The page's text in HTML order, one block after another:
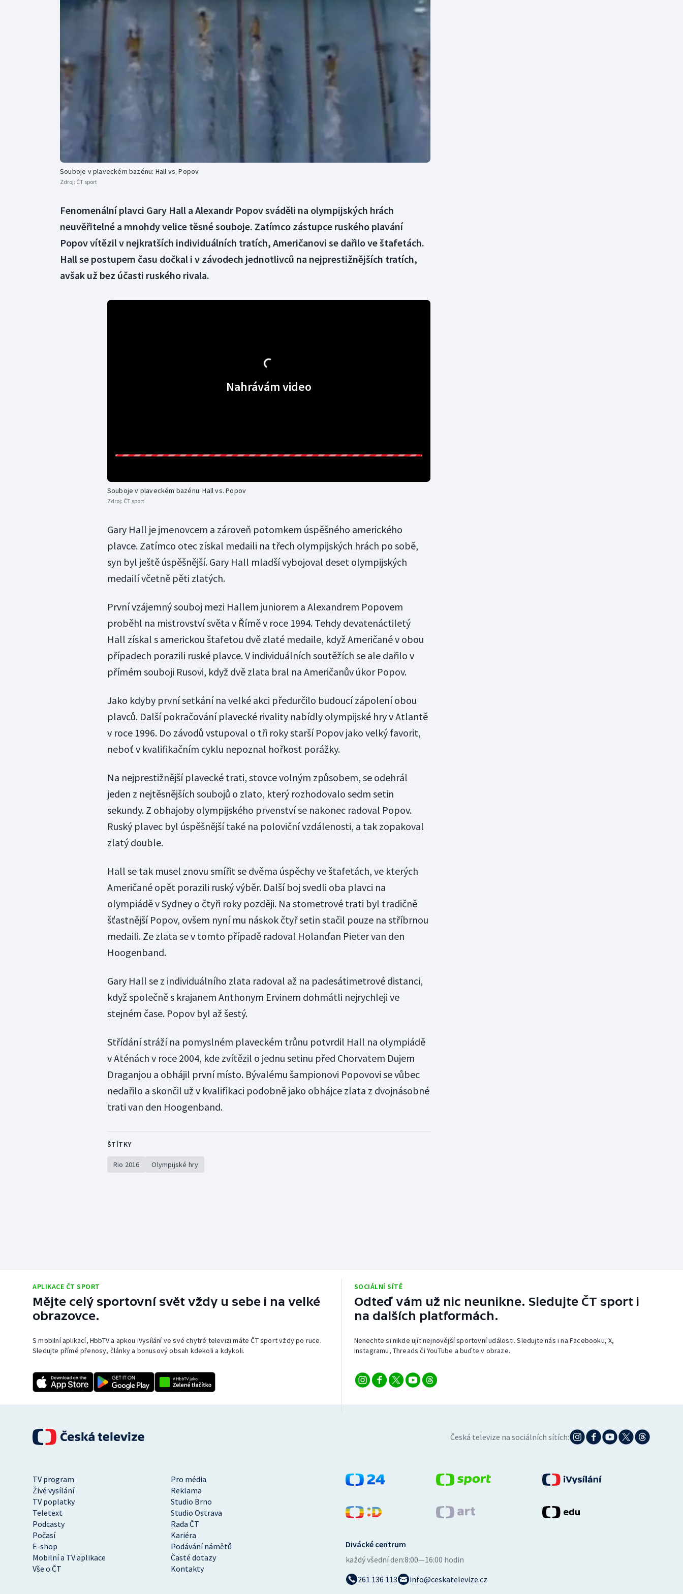
Florbal Olympijské hry
Parasport
Vodní slalom
Ostatní
Souboje v plaveckém bazénu: Hall vs. Popov
Zdroj: ČT sport
Fenomenální plavci Gary Hall a Alexandr Popov sváděli na olympijských hrách
neuvěřitelné a mnohdy velice těsné souboje. Zatímco zástupce ruského plavání
Popov vítězil v nejkratších individuálních tratích, Američanovi se dařilo ve štafetách.
Hall se postupem času dočkal i v závodech jednotlivců na nejprestižnějších tratích,
avšak už bez účasti ruského rivala.
Nahrávám video
Souboje v plaveckém bazénu: Hall vs. Popov
Zdroj: ČT sport
Gary Hall je jmenovcem a zároveň potomkem úspěšného amerického
plavce. Zatímco otec získal medaili na třech olympijských hrách po sobě,
syn byl ještě úspěšnější. Gary Hall mladší vybojoval deset olympijských
medailí včetně pěti zlatých.
První vzájemný souboj mezi Hallem juniorem a Alexandrem Popovem
proběhl na mistrovství světa v Římě v roce 1994. Tehdy devatenáctiletý
Hall získal s americkou štafetou dvě zlaté medaile, když Američané v obou
případech porazili ruské plavce. V individuálních soutěžích se ale dařilo v
přímém souboji Rusovi, když dvě zlata bral na Američanův úkor Popov.
Jako kdyby první setkání na velké akci předurčilo budoucí zápolení obou
plavců. Další pokračování plavecké rivality nabídly olympijské hry v Atlantě
v roce 1996. Do závodů vstupoval o tři roky starší Popov jako velký favorit,
neboť v kvalifikačním cyklu nepoznal hořkost porážky.
Na nejprestižnější plavecké trati, stovce volným způsobem, se odehrál
jeden z nejtěsnějších soubojů o zlato, který rozhodovalo sedm setin
sekundy. Z obhajoby olympijského prvenství se nakonec radoval Popov.
Ruský plavec byl úspěšnější také na poloviční vzdálenosti, a tak zopakoval
zlatý double.
Hall se tak musel znovu smířit se dvěma úspěchy ve štafetách, ve kterých
Američané opět porazili ruský výběr. Další boj svedli oba plavci na
olympiádě v Sydney o čtyři roky později. Na stometrové trati byl tradičně
šťastnější Popov, ovšem nyní mu náskok čtyř setin stačil pouze na stříbrnou
medaili. Ze zlata se v tomto případě radoval Holanďan Pieter van den
Hoogenband.
Gary Hall se z individuálního zlata radoval až na padesátimetrové distanci,
když společně s krajanem Anthonym Ervinem dohmátli nejrychleji ve
stejném čase. Popov byl až šestý.
Střídání stráží na pomyslném plaveckém trůnu potvrdil Hall na olympiádě
v Aténách v roce 2004, kde zvítězil o jednu setinu před Chorvatem Dujem
Draganjou a obhájil první místo. Bývalému šampionovi Popovovi se vůbec
nedařilo a skončil už v kvalifikaci podobně jako obhájce zlata z dvojnásobné
trati van den Hoogenband.
ŠTÍTKY
Rio 2016 Olympijské hry
APLIKACE ČT SPORT
Mějte celý sportovní svět vždy u sebe i na velké
obrazovce.
S mobilní aplikací, HbbTV a apkou iVysílání ve své chytré televizi máte ČT sport vždy po ruce.
Sledujte přímé přenosy, články a bonusový obsah kdekoli a kdykoli.
SOCIÁLNÍ SÍTĚ
Odteď vám už nic neunikne. Sledujte ČT sport i
na dalších platformách.
Nenechte si nikde ujít nejnovější sportovní události. Sledujte nás i na Facebooku, X,
Instagramu, Threads či YouTube a buďte v obraze.
Česká televize na sociálních sítích:
TV program
Pro média
Živé vysílání
Reklama
TV poplatky
Studio Brno
Teletext
Studio Ostrava
Podcasty
Rada ČT
Počasí
Kariéra
E-shop
Podávání námětů
Mobilní a TV aplikace
Časté dotazy
Vše o ČT
Kontakty
Divácké centrum
každý všední den:8:00—16:00 hodin
261 136 113
info@ceskatelevize.cz